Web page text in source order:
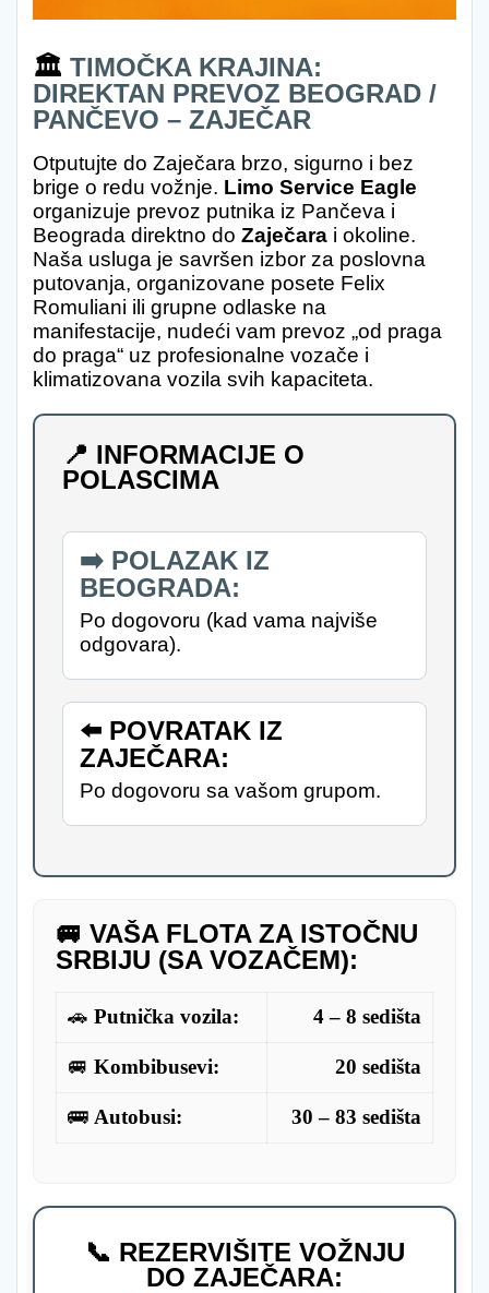
🏛️ TIMOČKA KRAJINA:
DIREKTAN PREVOZ BEOGRAD /
PANČEVO – ZAJEČAR
Otputujte do Zaječara brzo, sigurno i bez
brige o redu vožnje. Limo Service Eagle
organizuje prevoz putnika iz Pančeva i
Beograda direktno do Zaječara i okoline.
Naša usluga je savršen izbor za poslovna
putovanja, organizovane posete Felix
Romuliani ili grupne odlaske na
manifestacije, nudeći vam prevoz „od praga
do praga“ uz profesionalne vozače i
klimatizovana vozila svih kapaciteta.
📍 INFORMACIJE O
POLASCIMA
➡️ POLAZAK IZ
BEOGRADA:
Po dogovoru (kad vama najviše
odgovara).
⬅️ POVRATAK IZ
ZAJEČARA:
Po dogovoru sa vašom grupom.
🚐 VAŠA FLOTA ZA ISTOČNU
SRBIJU (SA VOZAČEM):
🚗 Putnička vozila: 4 – 8 sedišta
🚐 Kombibusevi: 20 sedišta
🚌 Autobusi: 30 – 83 sedišta
📞 REZERVIŠITE VOŽNJU
DO ZAJEČARA: